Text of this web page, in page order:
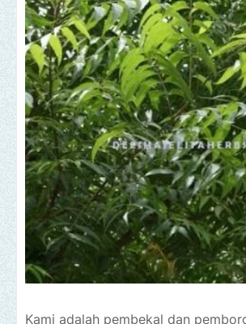
Kami adalah pembekal dan